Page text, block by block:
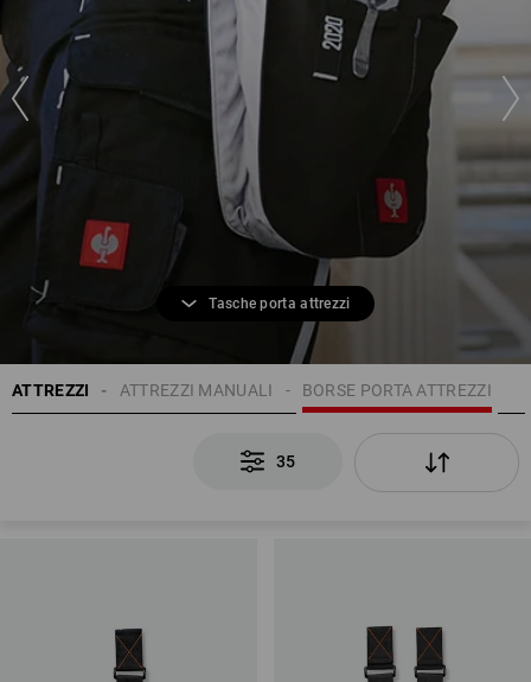
Tasche porta attrezzi
ATTREZZI BORSE PORTA ATTREZZI
ATTREZZI MANUALI
35